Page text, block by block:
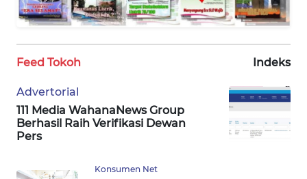
Feed Tokoh Indeks
Advertorial
111 Media WahanaNews Group
Berhasil Raih Verifikasi Dewan
Pers
Konsumen Net
REDAKSI
KARIR
DISCLAIMER
Wahana